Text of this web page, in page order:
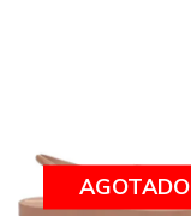
AGOTADO